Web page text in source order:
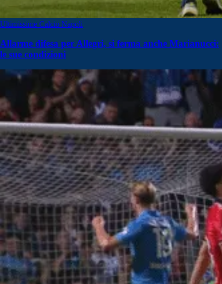
Ultimissime Calcio Napoli
Allarme difesa per Allegri, si ferma anche Marianucci:
le sue condizioni